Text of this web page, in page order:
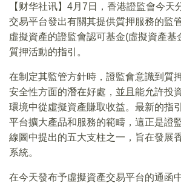
【财华社讯】4月7日，香港證監會今天
交易平台發出有關其提供質押服務的監
虛擬資產的證監會認可基金(虛擬資產基
質押活動的指引。
在制定其監管方針時，證監會意識到質
安全性方面的潛在好處，並且能允許投
環境中從虛擬資產賺取收益。最新的指
平台擴大產品和服務的範疇，這正是證
線圖中提出的五大支柱之一，旨在發展
系統。
在今天發布予虛擬資產交易平台的通函